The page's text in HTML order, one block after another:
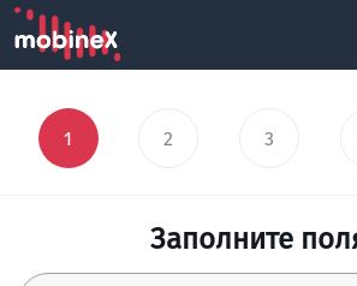
1 2 3
Заполните